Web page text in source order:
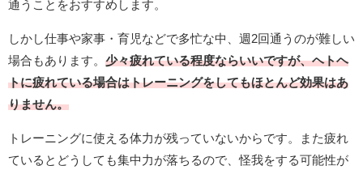
通うことをおすすめします。
しかし仕事や家事・育児などで多忙な中、週2回通うのが難しい
場合もあります。 少々疲れている程度ならいいですが、ヘトヘ
トに疲れている場合はトレーニングをしてもほとんど効果はあ
りません。
トレーニングに使える体力が残っていないからです。また疲れ
ているとどうしても集中力が落ちるので、怪我をする可能性が